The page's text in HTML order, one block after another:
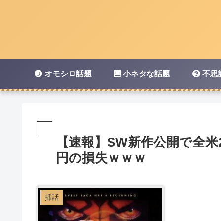
オモシロ話題 小ネタな話題 不思
【速報】SW新作公開で全
円の損失ｗｗｗ
挿話